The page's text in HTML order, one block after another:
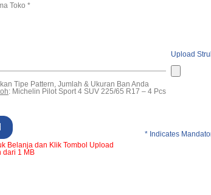
Toko *
Tipe Pattern, Jumlah & Ukuran Ban Anda
: Michelin Pilot Sport 4 SUV 225/65 R17 – 4 Pcs
Upload
Belanja dan Klik Tombol Upload
dari 1 MB
* Indicates